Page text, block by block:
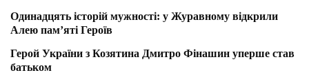
Одинадцять історій мужності: у Журавному відкрили
Алею пам’яті Героїв
Герой України з Козятина Дмитро Фінашин уперше став
батьком